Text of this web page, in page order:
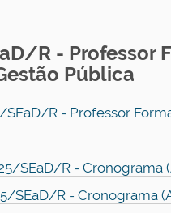
R - Professor
Pública
R - Professor
SEaD/R - Cronograma
SEaD/R - Cronograma